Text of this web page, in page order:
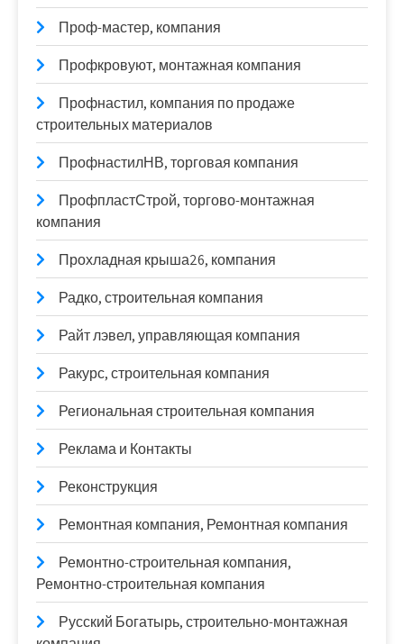
Проф-мастер, компания
Профкровуют, монтажная компания
Профнастил, компания по продаже
строительных материалов
ПрофнастилНВ, торговая компания
ПрофпластСтрой, торгово-монтажная
компания
Прохладная крыша26, компания
Радко, строительная компания
Райт лэвел, управляющая компания
Ракурс, строительная компания
Региональная строительная компания
Реклама и Контакты
Реконструкция
Ремонтная компания, Ремонтная компания
Ремонтно-строительная компания,
Ремонтно-строительная компания
Русский Богатырь, строительно-монтажная